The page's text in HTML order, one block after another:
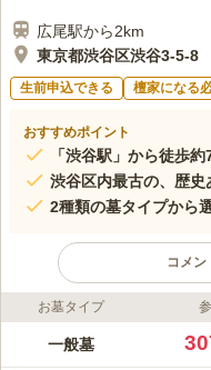
広尾駅から2km
東京都渋谷区渋谷3-5-8
生前申込できる 檀家になる
おすすめポイント
「渋谷駅」から徒歩約
渋谷区内最古の、歴史
2種類の墓タイプから
コメン
ライフドット編集部のコメント
渋谷山親王院 東福
お墓タイプ
一般墓